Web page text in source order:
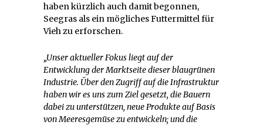
haben kürzlich auch damit begonnen,
Seegras als ein mögliches Futtermittel für
Vieh zu erforschen.
„Unser aktueller Fokus liegt auf der
Entwicklung der Marktseite dieser blaugrünen
Industrie. Über den Zugriff auf die Infrastruktur
haben wir es uns zum Ziel gesetzt, die Bauern
dabei zu unterstützen, neue Produkte auf Basis
von Meeresgemüse zu entwickeln; und die